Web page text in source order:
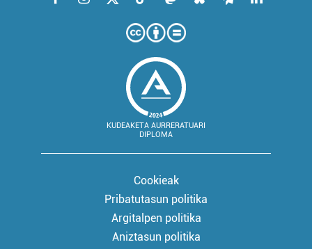
KUDEAKETA AURRERATUARI
DIPLOMA
Cookieak
Pribatutasun politika
Argitalpen politika
Aniztasun politika